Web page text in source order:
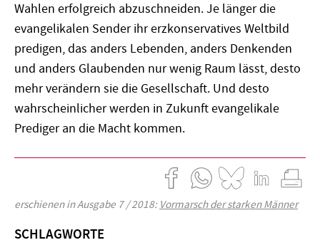
Wahlen erfolgreich abzuschneiden. Je länger die
evangelikalen Sender ihr erzkonservatives Weltbild
predigen, das anders Lebenden, anders Denkenden
und anders Glaubenden nur wenig Raum lässt, desto
mehr verändern sie die Gesellschaft. Und desto
wahrscheinlicher werden in Zukunft evangelikale
Prediger an die Macht kommen.
erschienen in Ausgabe 7 / 2018: Vormarsch der starken Männer
SCHLAGWORTE